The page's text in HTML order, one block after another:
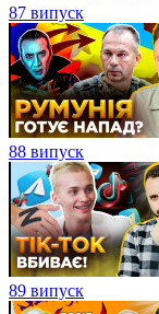
87 випуск
88 випуск
89 випуск